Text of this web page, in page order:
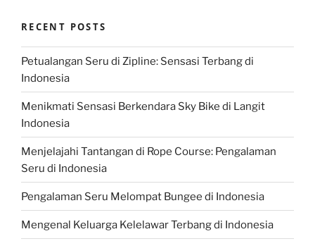
RECENT POSTS
Petualangan Seru di Zipline: Sensasi Terbang di
Indonesia
Menikmati Sensasi Berkendara Sky Bike di Langit
Indonesia
Menjelajahi Tantangan di Rope Course: Pengalaman
Seru di Indonesia
Pengalaman Seru Melompat Bungee di Indonesia
Mengenal Keluarga Kelelawar Terbang di Indonesia